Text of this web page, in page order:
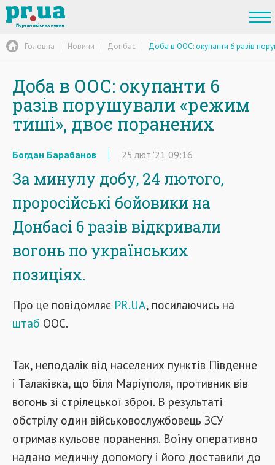
Головна Новини Донбас Доба в ООС: окупанти 6 разів
Доба в ООС: окупанти 6
разів порушували «режим
тиші», двоє поранених
Богдан Барабанов 25 лют '21 09:16
За минулу добу, 24 лютого,
проросійські бойовики на
Донбасі 6 разів відкривали
вогонь по українських
позиціях.
Про це повідомляє PR.UA, посилаючись на
штаб ООС.
Так, неподалік від населених пунктів Південне
і Талаківка, що біля Маріуполя, противник вів
вогонь зі стрілецької зброї. В результаті
обстрілу один військовослужбовець ЗСУ
отримав кульове поранення. Воїну оперативно
надано медичну допомогу і його доставили до